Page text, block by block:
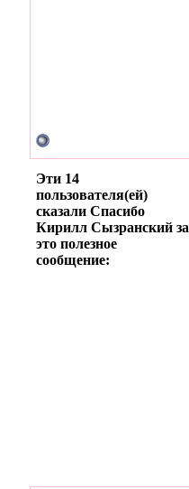
Эти 14
пользователя(ей)
сказали Спасибо
Кирилл Сызранский за
это полезное
сообщение: